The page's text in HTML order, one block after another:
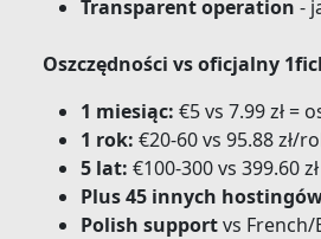
Transparent operation -
Oszczędności vs oficjalny
1 miesiąc: €5 vs 7.99 zł =
1 rok: €20-60 vs 95.88 zł/
5 lat: €100-300 vs 399.60
Plus 45 innych
Polish supportvs